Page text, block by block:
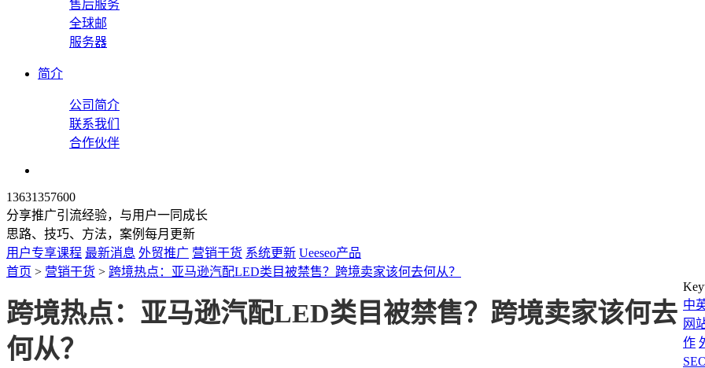
售后服务
全球邮
服务器
简介
公司简介
联系我们
合作伙伴
13631357600
分享推广引流经验，与用户一同成长
思路、技巧、方法，案例每月更新
用户专享课程 最新消息 外贸推广 营销干货 系统更新 Ueeseo产品
首页 > 营销干货 > 跨境热点：亚马逊汽配LED类目被禁售？跨境卖家该何去何从？
跨境热点：亚马逊汽配LED类目被禁售？跨境卖家该何去
何从？
中
网
作